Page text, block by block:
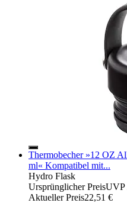
Thermobecher »12 OZ
ml« Kompatibel mit...
Hydro Flask
Ursprünglicher PreisUVP
Aktueller Preis22,51 €